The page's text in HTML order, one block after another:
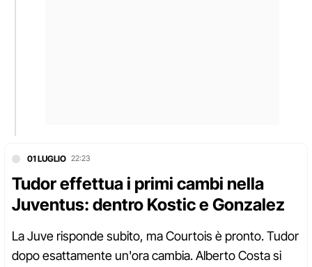
01 LUGLIO 22:23
Tudor effettua i primi cambi nella
Juventus: dentro Kostic e Gonzalez
La Juve risponde subito, ma Courtois è pronto. Tudor
dopo esattamente un'ora cambia. Alberto Costa si